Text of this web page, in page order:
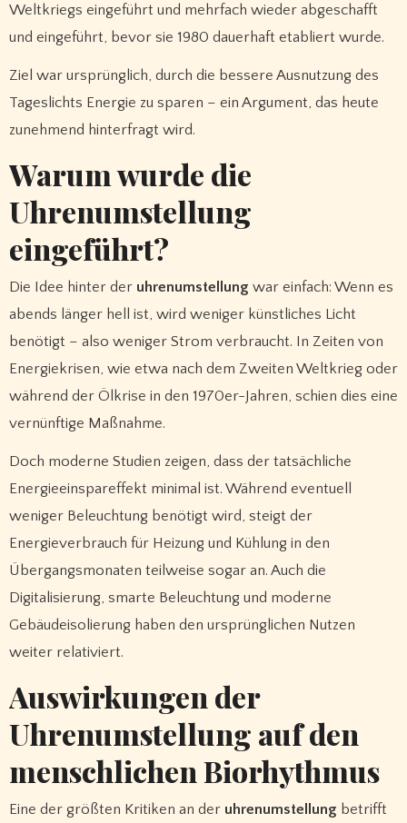
Weltkriegs eingeführt und mehrfach wieder abgeschafft
und eingeführt, bevor sie 1980 dauerhaft etabliert wurde.
Ziel war ursprünglich, durch die bessere Ausnutzung des
Tageslichts Energie zu sparen – ein Argument, das heute
zunehmend hinterfragt wird.
Warum wurde die
Uhrenumstellung
eingeführt?
Die Idee hinter der uhrenumstellung war einfach: Wenn es
abends länger hell ist, wird weniger künstliches Licht
benötigt – also weniger Strom verbraucht. In Zeiten von
Energiekrisen, wie etwa nach dem Zweiten Weltkrieg oder
während der Ölkrise in den 1970er-Jahren, schien dies eine
vernünftige Maßnahme.
Doch moderne Studien zeigen, dass der tatsächliche
Energieeinspareffekt minimal ist. Während eventuell
weniger Beleuchtung benötigt wird, steigt der
Energieverbrauch für Heizung und Kühlung in den
Übergangsmonaten teilweise sogar an. Auch die
Digitalisierung, smarte Beleuchtung und moderne
Gebäudeisolierung haben den ursprünglichen Nutzen
weiter relativiert.
Auswirkungen der
Uhrenumstellung auf den
menschlichen Biorhythmus
Eine der größten Kritiken an der uhrenumstellung betrifft